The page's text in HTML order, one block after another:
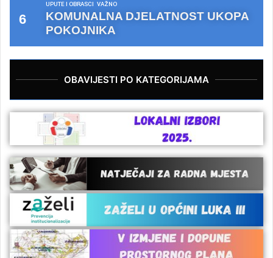
UPUTE I OBRASCI VAŽNO
KOMUNALNA DJELATNOST UKOPA
POKOJNIKA
OBAVIJESTI PO KATEGORIJAMA